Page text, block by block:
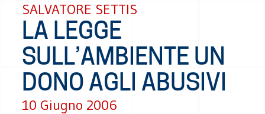
SALVATORE SETTIS
LA LEGGE
SULL’AMBIENTE UN
DONO AGLI ABUSIVI
10 Giugno 2006